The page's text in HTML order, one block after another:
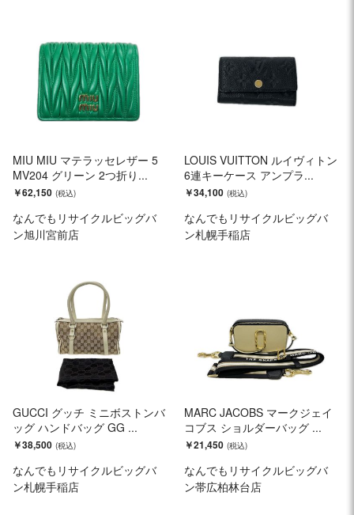
MIU MIU マテラッセレザー 5
MV204 グリーン 2つ折り...
￥62,150
なんでもリサイクルビッグバ
ン旭川宮前店
LOUIS VUITTON ルイヴィトン
6連キーケース アンプラ...
￥34,100
なんでもリサイクルビッグバ
ン札幌手稲店
GUCCI グッチ ミニボストンバ
ッグ ハンドバッグ GG ...
￥38,500
なんでもリサイクルビッグバ
ン札幌手稲店
MARC JACOBS マークジェイ
コブス ショルダーバッグ ...
￥21,450
なんでもリサイクルビッグバ
ン帯広柏林台店